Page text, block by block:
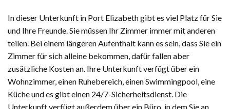
In dieser Unterkunft in Port Elizabeth gibt es viel Platz für Sie
und Ihre Freunde. Sie müssen Ihr Zimmer immer mit anderen
teilen. Bei einem längeren Aufenthalt kann es sein, dass Sie ein
Zimmer für sich alleine bekommen, dafür fallen aber
zusätzliche Kosten an. Ihre Unterkunft verfügt über ein
Wohnzimmer, einen Ruhebereich, einen Swimmingpool, eine
Küche und es gibt einen 24/7-Sicherheitsdienst. Die
Unterkunft verfügt außerdem über ein Büro, in dem Sie an